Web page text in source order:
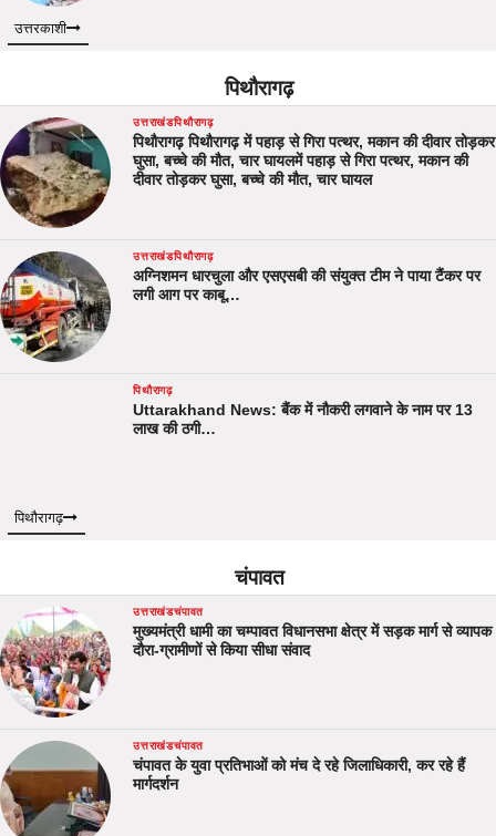
उत्तरकाशी
पिथौरागढ़
उत्तराखंडपिथौरागढ़
पिथौरागढ़ पिथौरागढ़ में पहाड़ से गिरा पत्थर, मकान की दीवार तोड़कर
घुसा, बच्चे की मौत, चार घायलमें पहाड़ से गिरा पत्थर, मकान की
दीवार तोड़कर घुसा, बच्चे की मौत, चार घायल
उत्तराखंडपिथौरागढ़
अग्निशमन धारचुला और एसएसबी की संयुक्त टीम ने पाया टैंकर पर
लगी आग पर काबू…
पिथौरागढ़
Uttarakhand News: बैंक में नौकरी लगवाने के नाम पर 13
लाख की ठगी…
पिथौरागढ़
चंपावत
उत्तराखंडचंपावत
मुख्यमंत्री धामी का चम्पावत विधानसभा क्षेत्र में सड़क मार्ग से व्यापक
दौरा-ग्रामीणों से किया सीधा संवाद
उत्तराखंडचंपावत
चंपावत के युवा प्रतिभाओं को मंच दे रहे जिलाधिकारी, कर रहे हैं
मार्गदर्शन